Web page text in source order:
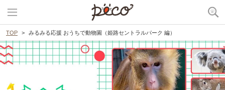
TOP みるみる応援 おうちで動物園（姫路セントラルパーク 編）